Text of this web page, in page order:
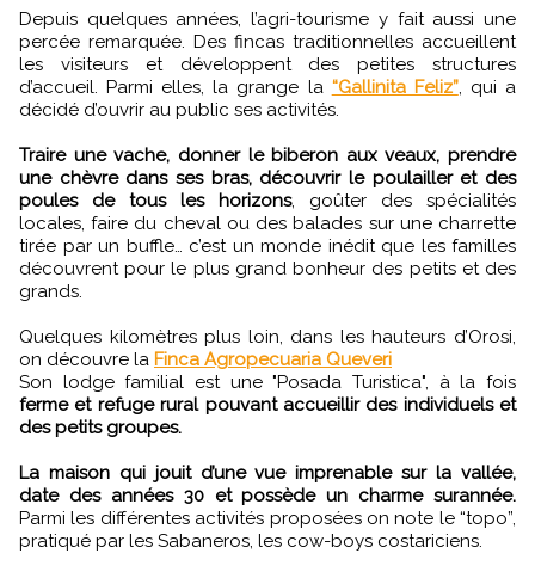
Depuis quelques années, l’agri-tourisme y fait aussi une
percée remarquée. Des fincas traditionnelles accueillent
les visiteurs et développent des petites structures
d’accueil. Parmi elles, la grange la “Gallinita Feliz”, qui a
décidé d’ouvrir au public ses activités.
Traire une vache, donner le biberon aux veaux, prendre
une chèvre dans ses bras, découvrir le poulailler et des
poules de tous les horizons, goûter des spécialités
locales, faire du cheval ou des balades sur une charrette
tirée par un buffle… c’est un monde inédit que les familles
découvrent pour le plus grand bonheur des petits et des
grands.
Quelques kilomètres plus loin, dans les hauteurs d’Orosi,
on découvre la Finca Agropecuaria Queveri
Son lodge familial est une "Posada Turistica", à la fois
ferme et refuge rural pouvant accueillir des individuels et
des petits groupes.
La maison qui jouit d’une vue imprenable sur la vallée,
date des années 30 et possède un charme surannée.
Parmi les différentes activités proposées on note le “topo”,
pratiqué par les Sabaneros, les cow-boys costariciens.